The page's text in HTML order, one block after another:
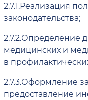
2.7.1.Реализация
законодательства;
2.7.2.Определение
медицинских и
в
2.7.3.Оформление
предоставление